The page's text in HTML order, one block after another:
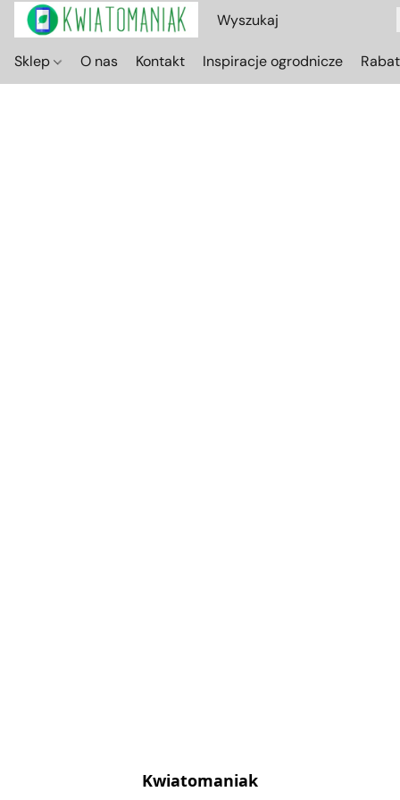
Sklep O nas Kontakt Inspiracje ogrodnicze
Kwiatomaniak